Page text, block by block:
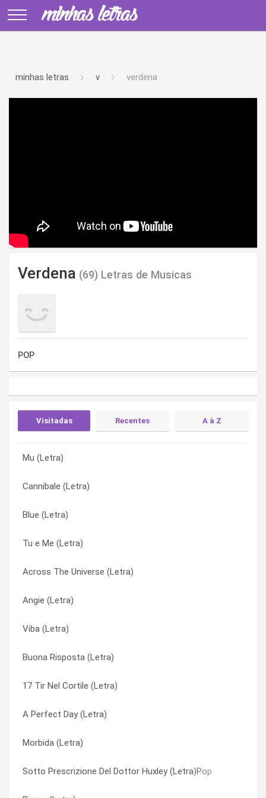
minhas letras v verdena
Verdena (69) Letras de Musicas
POP
Visitadas Recentes A à Z
Mu (Letra)
Cannibale (Letra)
Blue (Letra)
Tu e Me (Letra)
Across The Universe (Letra)
Angie (Letra)
Viba (Letra)
Buona Risposta (Letra)
17 Tir Nel Cortile (Letra)
A Perfect Day (Letra)
Morbida (Letra)
Sotto Prescrizione Del Dottor Huxley (Letra)Pop
Zoe (Letra)
Viba (Letra)
Vera (Letra)
Valvonauta (Letra)
Un blu sincere (Letra)
Ultranoia (Letra)
Tv Eye (Letra)
Tu e Me (Letra)
Sunshine Of Your Love (Letra)
Sul Ciglio (Letra)
Sotto Prescrizione Del Dottor Huxley (Letra)Pop
Sorriso In Spiaggia (Part 2) (Letra)
1000 anni con Elide (Letra)
17 tir nel cortile (Letra)
17 Tir Nel Cortile (Letra)
40 secondi di niente (Letra)
A Perfect Day (Letra)
Across The Universe (Letra)
Angie (Letra)
Balanite (Letra)
Bambina in nero (Letra)
Bambina In Nero (Letra)
Bevimi (Letra)
Blu Ninive (Letra)